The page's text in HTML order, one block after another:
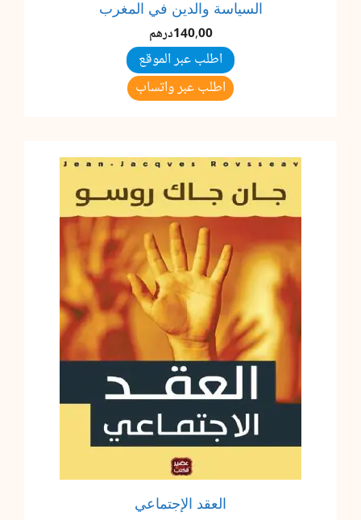
السياسة والدين في المغرب
140,00درهم
اطلب عبر الموقع
اطلب عبر واتساب
العقد الإجتماعي